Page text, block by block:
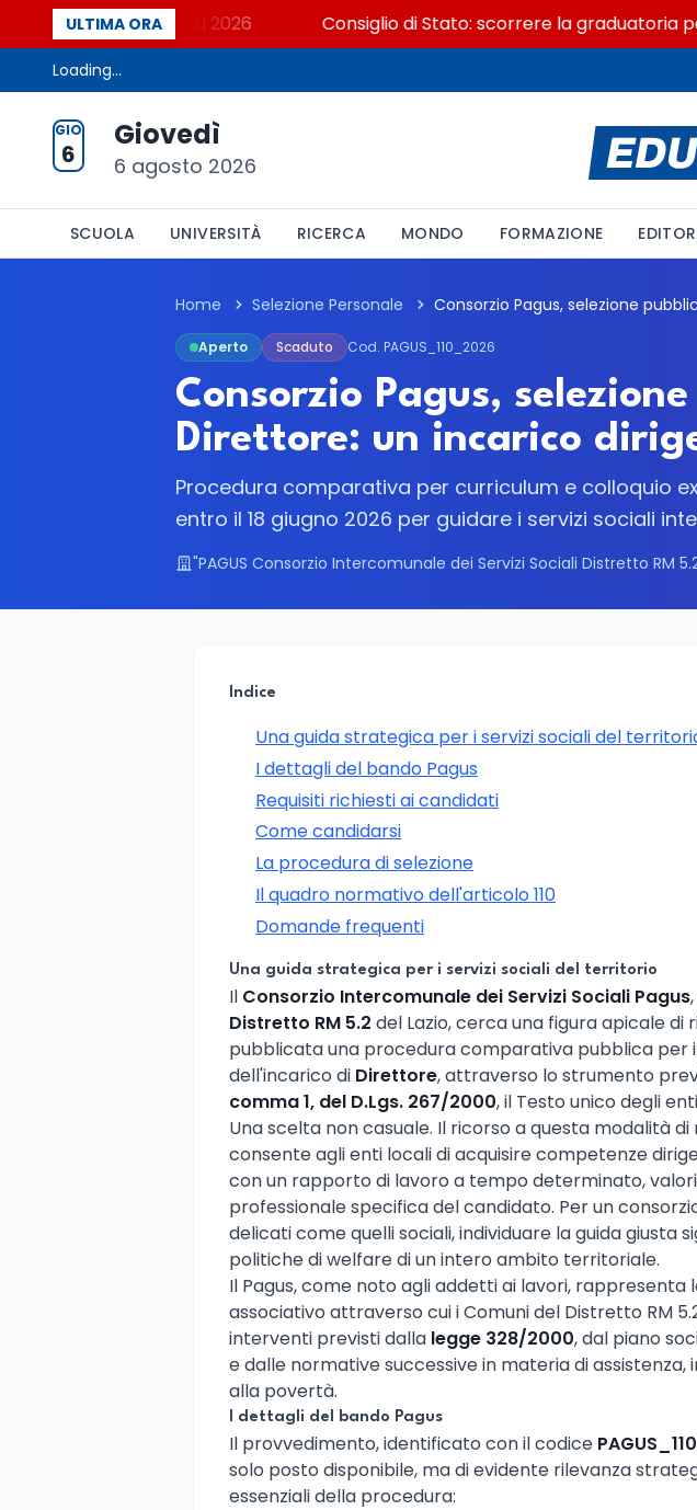
ULTIMA ORA
dicono i dati 2026 Consiglio di Stato: scorrere la graduatoria per
Loading...
GIO
6
Giovedì
6 agosto 2026
SCUOLA UNIVERSITÀ RICERCA MONDO FORMAZIONE
Home Selezione Personale
Aperto Scaduto Cod. PAGUS_110_2026
Consorzio Pagus,
Direttore: un incarico
Procedura comparativa per curriculum e colloquio
entro il 18 giugno 2026 per guidare i servizi sociali
"PAGUS Consorzio Intercomunale dei Servizi Sociali Distretto RM
Indice
Una guida strategica per i servizi sociali del
I dettagli del bando Pagus
Requisiti richiesti ai candidati
Come candidarsi
La procedura di selezione
Il quadro normativo dell'articolo 110
Domande frequenti
Una guida strategica per i servizi sociali del territorio
Il Consorzio Intercomunale dei Servizi Sociali Pagus
Distretto RM 5.2 del Lazio, cerca una figura apicale di
pubblicata una procedura comparativa pubblica per
dell'incarico di Direttore, attraverso lo strumento
comma 1, del D.Lgs. 267/2000, il Testo unico degli
Una scelta non casuale. Il ricorso a questa modalità
consente agli enti locali di acquisire competenze
con un rapporto di lavoro a tempo determinato,
professionale specifica del candidato. Per un
delicati come quelli sociali, individuare la guida giusta
politiche di welfare di un intero ambito territoriale.
Il Pagus, come noto agli addetti ai lavori, rappresenta
associativo attraverso cui i Comuni del Distretto RM
interventi previsti dalla legge 328/2000, dal piano
e dalle normative successive in materia di assistenza,
alla povertà.
I dettagli del bando Pagus
Il provvedimento, identificato con il codice
solo posto disponibile, ma di evidente rilevanza
essenziali della procedura: